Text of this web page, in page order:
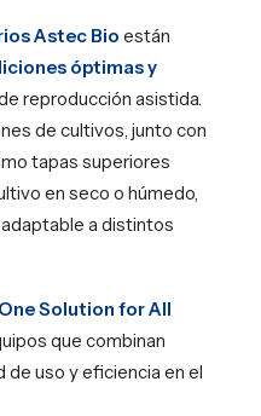
Astec Bio están
óptimas y
reproducción asistida.
de cultivos, junto con
tapas superiores
en seco o húmedo,
a distintos
Solution for All
que combinan
de uso y eficiencia en el